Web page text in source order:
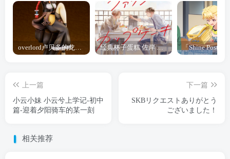
overlord卢贝多的龙王谁厉害 「Overlord」露普斯蕾琪娜·贝塔手办开订 经典杯子蛋糕 佐岸 漫画「经典杯子蛋糕」宣布真人日剧化
上一篇
小云小妹 小云兮上学记-初中
篇-迎着夕阳骑车的某一刻
下一篇
SKBリクエストありがとう
ございました！
相关推荐